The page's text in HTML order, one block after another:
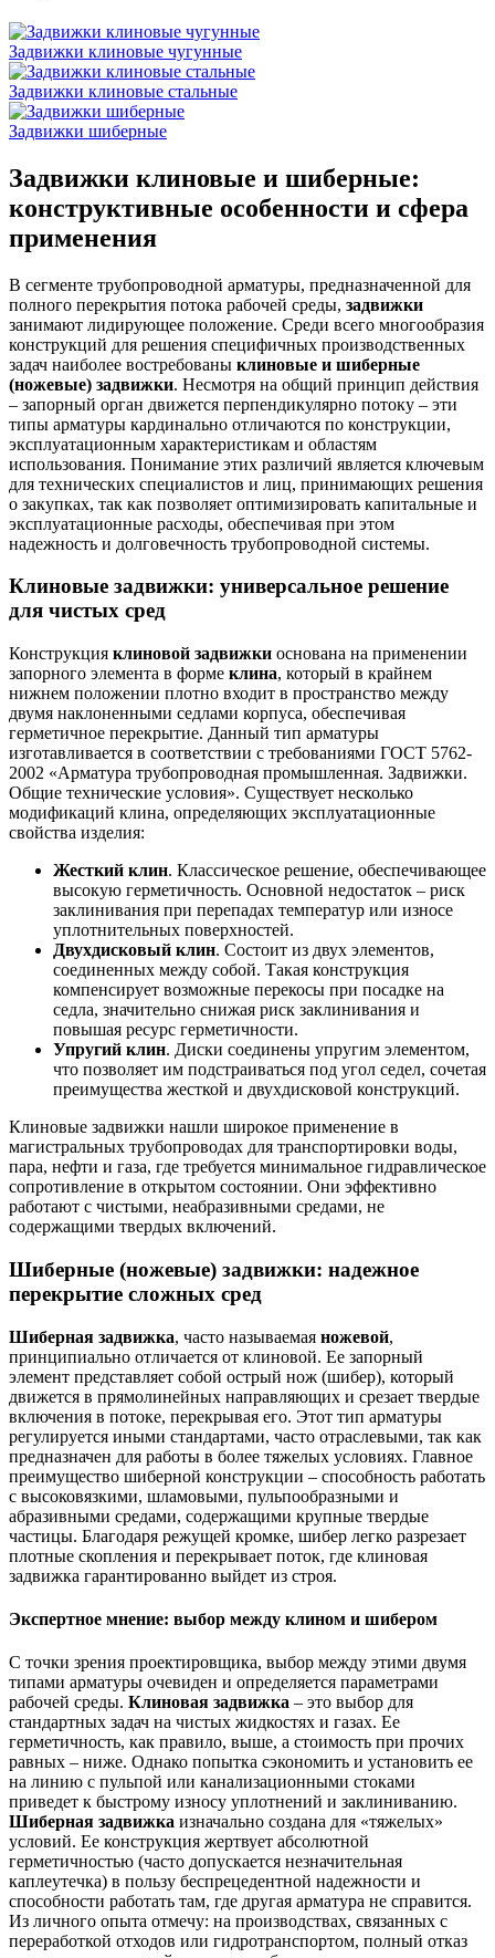
Задвижки клиновые чугунные
Задвижки клиновые стальные
Задвижки шиберные
Задвижки клиновые и шиберные:
конструктивные особенности и сфера
применения
В сегменте трубопроводной арматуры, предназначенной для
полного перекрытия потока рабочей среды, задвижки
занимают лидирующее положение. Среди всего многообразия
конструкций для решения специфичных производственных
задач наиболее востребованы клиновые и шиберные
(ножевые) задвижки. Несмотря на общий принцип действия
– запорный орган движется перпендикулярно потоку – эти
типы арматуры кардинально отличаются по конструкции,
эксплуатационным характеристикам и областям
использования. Понимание этих различий является ключевым
для технических специалистов и лиц, принимающих решения
о закупках, так как позволяет оптимизировать капитальные и
эксплуатационные расходы, обеспечивая при этом
надежность и долговечность трубопроводной системы.
Клиновые задвижки: универсальное решение
для чистых сред
Конструкция клиновой задвижки основана на применении
запорного элемента в форме клина, который в крайнем
нижнем положении плотно входит в пространство между
двумя наклоненными седлами корпуса, обеспечивая
герметичное перекрытие. Данный тип арматуры
изготавливается в соответствии с требованиями ГОСТ 5762-
2002 «Арматура трубопроводная промышленная. Задвижки.
Общие технические условия». Существует несколько
модификаций клина, определяющих эксплуатационные
свойства изделия:
Жесткий клин. Классическое решение, обеспечивающее
высокую герметичность. Основной недостаток – риск
заклинивания при перепадах температур или износе
уплотнительных поверхностей.
Двухдисковый клин. Состоит из двух элементов,
соединенных между собой. Такая конструкция
компенсирует возможные перекосы при посадке на
седла, значительно снижая риск заклинивания и
повышая ресурс герметичности.
Упругий клин. Диски соединены упругим элементом,
что позволяет им подстраиваться под угол седел, сочетая
преимущества жесткой и двухдисковой конструкций.
Клиновые задвижки нашли широкое применение в
магистральных трубопроводах для транспортировки воды,
пара, нефти и газа, где требуется минимальное гидравлическое
сопротивление в открытом состоянии. Они эффективно
работают с чистыми, неабразивными средами, не
содержащими твердых включений.
Шиберные (ножевые) задвижки: надежное
перекрытие сложных сред
Шиберная задвижка, часто называемая ножевой,
принципиально отличается от клиновой. Ее запорный
элемент представляет собой острый нож (шибер), который
движется в прямолинейных направляющих и срезает твердые
включения в потоке, перекрывая его. Этот тип арматуры
регулируется иными стандартами, часто отраслевыми, так как
предназначен для работы в более тяжелых условиях. Главное
преимущество шиберной конструкции – способность работать
с высоковязкими, шламовыми, пульпообразными и
абразивными средами, содержащими крупные твердые
частицы. Благодаря режущей кромке, шибер легко разрезает
плотные скопления и перекрывает поток, где клиновая
задвижка гарантированно выйдет из строя.
Экспертное мнение: выбор между клином и шибером
С точки зрения проектировщика, выбор между этими двумя
типами арматуры очевиден и определяется параметрами
рабочей среды. Клиновая задвижка – это выбор для
стандартных задач на чистых жидкостях и газах. Ее
герметичность, как правило, выше, а стоимость при прочих
равных – ниже. Однако попытка сэкономить и установить ее
на линию с пульпой или канализационными стоками
приведет к быстрому износу уплотнений и заклиниванию.
Шиберная задвижка изначально создана для «тяжелых»
условий. Ее конструкция жертвует абсолютной
герметичностью (часто допускается незначительная
каплеутечка) в пользу беспрецедентной надежности и
способности работать там, где другая арматура не справится.
Из личного опыта отмечу: на производствах, связанных с
переработкой отходов или гидротранспортом, полный отказ